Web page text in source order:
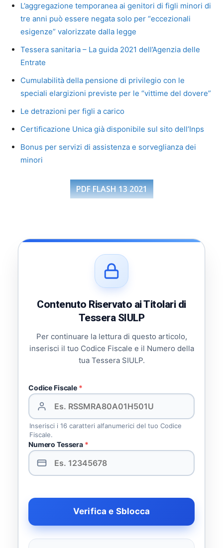
L’aggregazione temporanea ai genitori di figli minori di
tre anni può essere negata solo per “eccezionali
esigenze” valorizzate dalla legge
Tessera sanitaria – La guida 2021 dell’Agenzia delle
Entrate
Cumulabilità della pensione di privilegio con le
speciali elargizioni previste per le “vittime del dovere”
Le detrazioni per figli a carico
Certificazione Unica già disponibile sul sito dell’Inps
Bonus per servizi di assistenza e sorveglianza dei
minori
PDF FLASH 13 2021
Contenuto Riservato ai Titolari di
Tessera SIULP
Per continuare la lettura di questo articolo,
inserisci il tuo Codice Fiscale e il Numero della
tua Tessera SIULP.
Codice Fiscale *
Inserisci i 16 caratteri alfanumerici del tuo Codice
Fiscale.
Numero Tessera *
Verifica e Sblocca